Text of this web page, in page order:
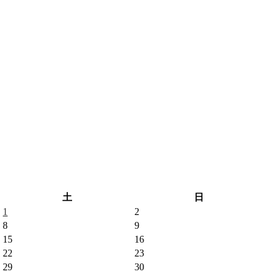
土
日
1
2
8
9
15
16
22
23
29
30